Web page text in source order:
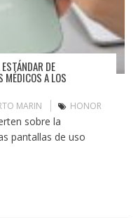
DE
MÉDICOS A LOS
MARIN HONOR
sobre la
pantallas de uso